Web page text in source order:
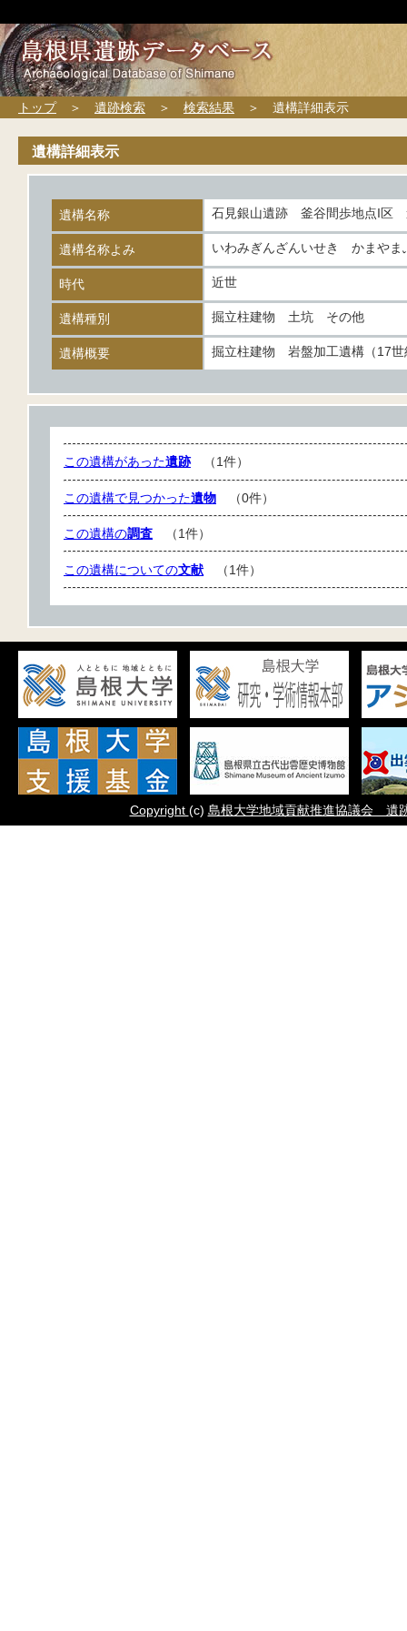
トップ＞ 遺跡検索 ＞ 検索結果 ＞ 遺構詳細表示
遺構詳細表示
遺構名称 石見銀山遺跡 釜谷間歩地点I区
遺構名称よみ いわみぎんざんいせき かまや
時代 近世
遺構種別 掘立柱建物 土坑 その他
遺構概要 掘立柱建物 岩盤加工遺構（
この遺構があった遺跡（1件）
この遺構で見つかった遺物 （0件）
この遺構の調査 （1件）
この遺構についての文献 （1件）
Copyright (c) 島根大学地域貢献推進協議会 遺